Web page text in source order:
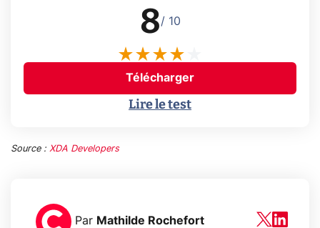
8/ 10
Télécharger
Lire le test
Source : XDA Developers
Par Mathilde Rochefort